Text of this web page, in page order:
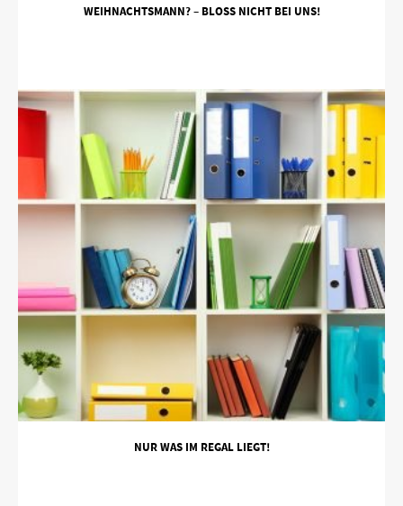
WEIHNACHTSMANN? – BLOSS NICHT BEI UNS!
NUR WAS IM REGAL LIEGT!